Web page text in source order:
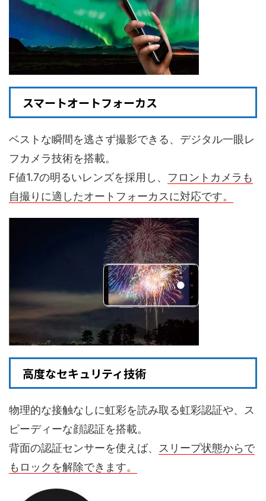
スマートオートフォーカス
ベストな瞬間を逃さず撮影できる、デジタル一眼レ
フカメラ技術を搭載。
F値1.7の明るいレンズを採用し、 フロントカメラも
自撮りに適したオートフォーカスに対応です。
高度なセキュリティ技術
物理的な接触なしに虹彩を読み取る虹彩認証や、ス
ピーディーな顔認証を搭載。
背面の認証センサーを使えば、
スリープ状態からで
もロックを解除できます。